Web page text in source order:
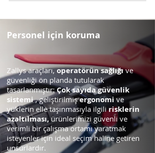
Personel için koruma
Zallys araçları,operatörünsağlığıve
güvenliği ön planda tutularak
tasarlanmıştır:Çok sayıda güvenlik
sistemi, geliştirilmişergonomi ve
yüklerin elle taşınmasıyla ilgilirisklerin
azaltılması,ürünlerimizi güvenli ve
verimli bir çalışma ortamı yaratmak
isteyenler için ideal seçim haline getiren
unsurlardır.